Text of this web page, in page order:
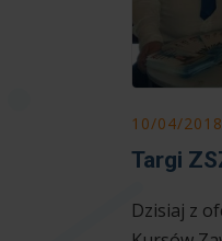
10/04/2018
Targi
Dzisiaj z